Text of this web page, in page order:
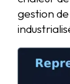
gestion